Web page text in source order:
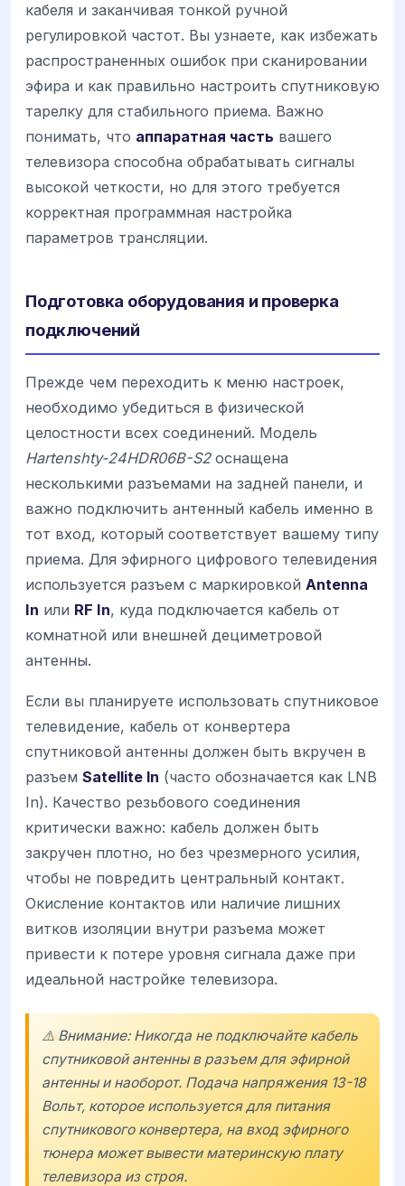
кабеля и заканчивая тонкой ручной
регулировкой частот. Вы узнаете, как избежать
распространенных ошибок при сканировании
эфира и как правильно настроить спутниковую
тарелку для стабильного приема. Важно
понимать, что аппаратная часть вашего
телевизора способна обрабатывать сигналы
высокой четкости, но для этого требуется
корректная программная настройка
параметров трансляции.
Подготовка оборудования и проверка
подключений
Прежде чем переходить к меню настроек,
необходимо убедиться в физической
целостности всех соединений. Модель
Hartenshty-24HDR06B-S2оснащена
несколькими разъемами на задней панели, и
важно подключить антенный кабель именно в
тот вход, который соответствует вашему типу
приема. Для эфирного цифрового телевидения
используется разъем с маркировкой Antenna
In или RF In, куда подключается кабель от
комнатной или внешней дециметровой
антенны.
Если вы планируете использовать спутниковое
телевидение, кабель от конвертера
спутниковой антенны должен быть вкручен в
разъем Satellite In (часто обозначается как LNB
In). Качество резьбового соединения
критически важно: кабель должен быть
закручен плотно, но без чрезмерного усилия,
чтобы не повредить центральный контакт.
Окисление контактов или наличие лишних
витков изоляции внутри разъема может
привести к потере уровня сигнала даже при
идеальной настройке телевизора.
⚠️ Внимание: Никогда не подключайте кабель
спутниковой антенны в разъем для эфирной
антенны и наоборот. Подача напряжения 13-18
Вольт, которое используется для питания
спутникового конвертера, на вход эфирного
тюнера может вывести материнскую плату
телевизора из строя.